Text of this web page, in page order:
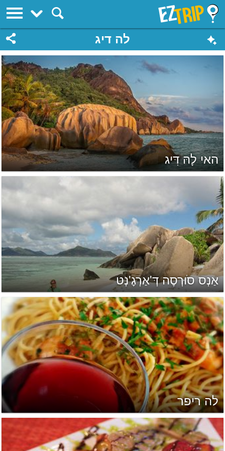
EZTrip
לה דיג
האי לָהּ דִּיג
אַנְס סֹוּרְסֶה דְּ'אַרְגׇ'נְט
לה ריפר